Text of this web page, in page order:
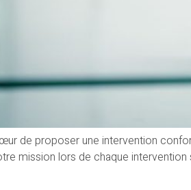
de proposer une intervention
mission lors de chaque